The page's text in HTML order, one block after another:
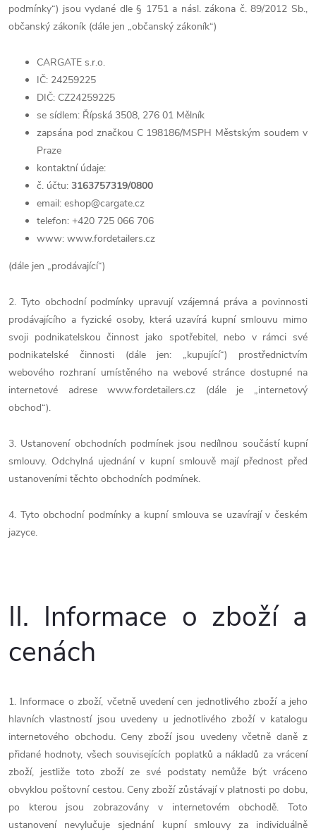
podmínky“) jsou vydané dle § 1751 a násl. zákona č. 89/2012 Sb.,
občanský zákoník (dále jen „občanský zákoník“)
CARGATE s.r.o.
IČ: 24259225
DIČ: CZ24259225
se sídlem: Řípská 3508, 276 01 Mělník
zapsána pod značkou C 198186/MSPH Městským soudem v
Praze
kontaktní údaje:
č. účtu: 3163757319/0800
email: eshop@cargate.cz
telefon: +420 725 066 706
www: www.fordetailers.cz
(dále jen „prodávající“)
2. Tyto obchodní podmínky upravují vzájemná práva a povinnosti
prodávajícího a fyzické osoby, která uzavírá kupní smlouvu mimo
svoji podnikatelskou činnost jako spotřebitel, nebo v rámci své
podnikatelské činnosti (dále jen: „kupující“) prostřednictvím
webového rozhraní umístěného na webové stránce dostupné na
internetové adrese www.fordetailers.cz (dále je „internetový
obchod“).
3. Ustanovení obchodních podmínek jsou nedílnou součástí kupní
smlouvy. Odchylná ujednání v kupní smlouvě mají přednost před
ustanoveními těchto obchodních podmínek.
4. Tyto obchodní podmínky a kupní smlouva se uzavírají v českém
jazyce.
II. Informace o zboží a
cenách
1. Informace o zboží, včetně uvedení cen jednotlivého zboží a jeho
hlavních vlastností jsou uvedeny u jednotlivého zboží v katalogu
internetového obchodu. Ceny zboží jsou uvedeny včetně daně z
přidané hodnoty, všech souvisejících poplatků a nákladů za vrácení
zboží, jestliže toto zboží ze své podstaty nemůže být vráceno
obvyklou poštovní cestou. Ceny zboží zůstávají v platnosti po dobu,
po kterou jsou zobrazovány v internetovém obchodě. Toto
ustanovení nevylučuje sjednání kupní smlouvy za individuálně